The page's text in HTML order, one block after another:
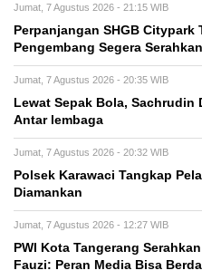
Jumat, 7 Agustus 2026 - 21:15 WIB
Perpanjangan SHGB Citypark
Pengembang Segera
Jumat, 7 Agustus 2026 - 20:35 WIB
Lewat Sepak Bola, Sachrudin
Antar lembaga
Jumat, 7 Agustus 2026 - 20:32 WIB
Polsek Karawaci Tangkap
Diamankan
Jumat, 7 Agustus 2026 - 12:27 WIB
PWI Kota Tangerang
Fauzi: Peran Media Bisa